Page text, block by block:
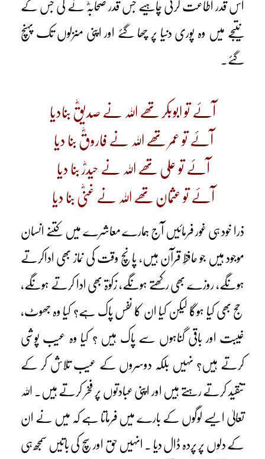
اس قدر اطاعت کرنی چاہیے جس قدر صحابہؓ نے کی جس کے
نتیجے میں وہ پوری دنیا پر چھا گئے اور اپنی منزلوں تک پہنچ
گئے۔
آئے تو ابوبکر تھے اللہ نے صدیقؓ بنادیا
آئے تو عمر تھے اللہ نے فاروقؓ بنا دیا
آئے تو علی تھے اللہ نے حیدرؓ بنا دیا
آئے تو عثمان تھے اللہ نے غنیؓ بنا دیا
ذرا خود ہی غور فرمائیں آج ہمارے معاشرے میں کتنے انسان
موجود ہیں جو حافظِ قرآن ہیں، پانچ وقت کی نماز بھی اداکرتے
ہونگے، روزے بھی رکھتے ہونگے، زکوٰۃ بھی ادا کرتے ہونگے،
حج بھی کیا ہوگا لیکن کیا ان کا نفس پاک ہے؟ کیا وہ جھوٹ،
غیبت اور باقی گناہوں سے پاک ہیں ؟ کیا وہ عیب پوشی
کرتے ہیں؟ نہیں بلکہ دوسروں کے عیب تلاش کر کے
تنقید کرتے رہتے ہیں اور اپنی عبادتوں پر فخر کرتے ہیں۔ اللہ
تعالیٰ ایسے لوگوں کے بارے میں فرماتا ہے کہ میں نے ان
کے دلوں پر پردہ ڈال دیا ۔ انہیں حق اور سچ کی باتیں سمجھ ہی